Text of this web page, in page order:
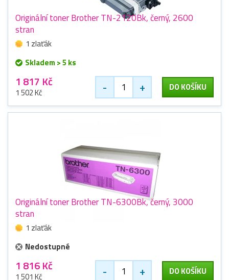
Originální toner Brother TN-2120Bk, černý, 2600
stran
1 zlaťák
Skladem > 5 ks
1 817 Kč
1 502 Kč - + DO KOŠÍKU
Originální toner Brother TN-6300Bk, černý, 3000
stran
1 zlaťák
Nedostupné
1 816 Kč
1 501 Kč - + DO KOŠÍKU